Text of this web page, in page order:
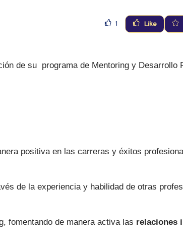
1 Like
de su programa de Mentoring y Desarrollo
positiva en las carreras y éxitos
de la experiencia y habilidad de otras
fomentando de manera activa las relaciones